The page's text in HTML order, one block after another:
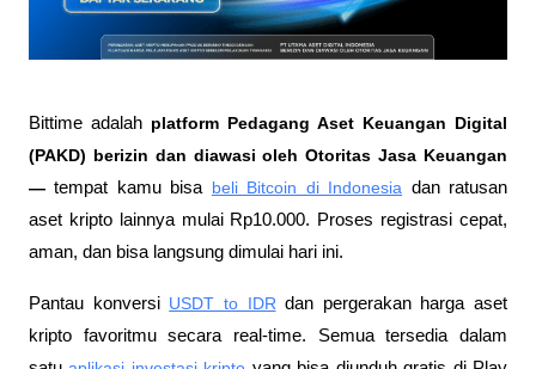
Bittime adalah platform Pedagang Aset Keuangan Digital
(PAKD) berizin dan diawasi oleh Otoritas Jasa Keuangan
— tempat kamu bisa beli Bitcoin di Indonesia dan ratusan
aset kripto lainnya mulai Rp10.000. Proses registrasi cepat,
aman, dan bisa langsung dimulai hari ini.
Pantau konversi USDT to IDR dan pergerakan harga aset
kripto favoritmu secara real-time. Semua tersedia dalam